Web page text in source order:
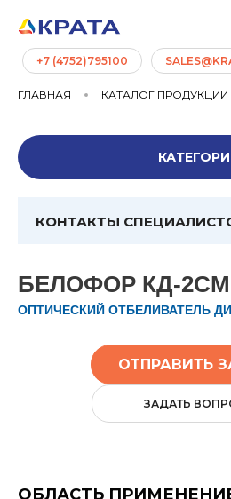
+7 (4752)795100
ГЛАВНАЯ КАТАЛОГ ПРОДУКЦИИ
КОНТАКТЫ
БЕЛОФОР КД-2СМ
ОПТИЧЕСКИЙ ОТБЕЛИВАТЕЛЬ
ОТПРАВИТЬ
ЗАДАТЬ
ОБЛАСТЬ